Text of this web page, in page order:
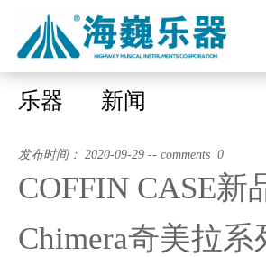
乐器 新闻
发布时间： 2020-09-29 -- comments 0
COFFIN CASE新
Chimera奇美拉